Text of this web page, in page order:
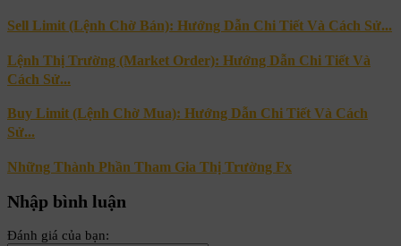
Sell Limit (Lệnh Chờ Bán): Hướng Dẫn Chi Tiết Và Cách Sử...
Lệnh Thị Trường (Market Order): Hướng Dẫn Chi Tiết Và
Cách Sử...
Buy Limit (Lệnh Chờ Mua): Hướng Dẫn Chi Tiết Và Cách
Sử...
Những Thành Phần Tham Gia Thị Trường Fx
Nhập bình luận
Đánh giá của bạn: